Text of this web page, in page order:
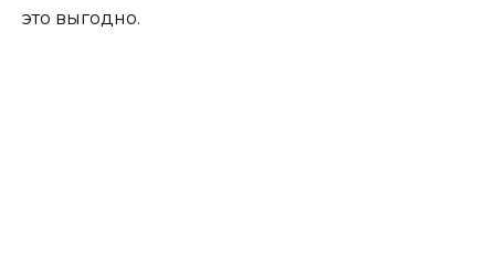
это выгодно.